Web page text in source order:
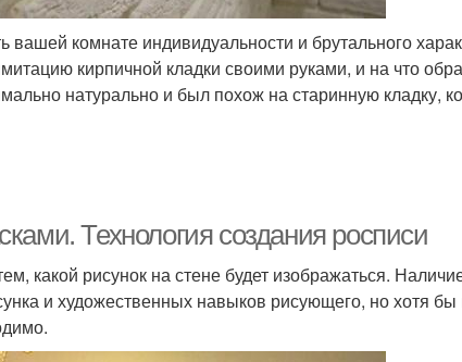
комнате индивидуальности и брутального
кирпичной кладки своими руками, и на что
натурально и был похож на старинную кладку,
Технология создания росписи
какой рисунок на стене будет изображаться.
и художественных навыков рисующего, но хотя